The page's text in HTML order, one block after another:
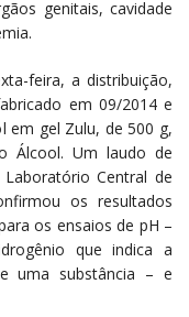
genitais, cavidade
feira, a distribuição,
em 09/2014 e
em gel Zulu, de 500 g,
Álcool. Um laudo de
Central de
os resultados
os ensaios de pH –
que indica a
uma substância – e